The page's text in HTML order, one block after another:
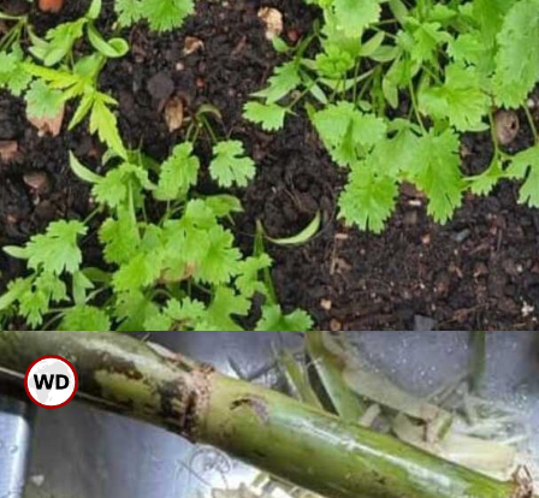
ಇದರಿಂದ ಮಣ್ಣಿನ ಫಲವತ್ತತೆ
ಹೆಚ್ಚಿಸಿಕೊಳ್ಳಬಹುದು